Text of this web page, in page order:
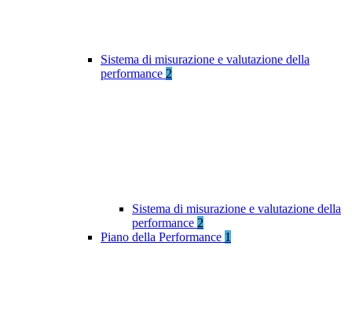
Sistema di misurazione e valutazione della
performance 2
Sistema di misurazione e valutazione della
performance 2
Piano della Performance 1